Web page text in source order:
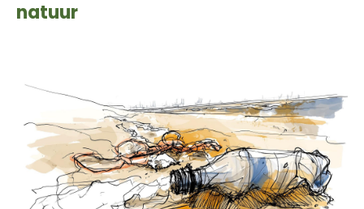
natuur